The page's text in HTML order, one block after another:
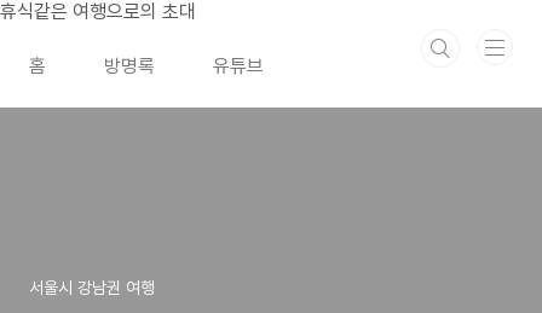
본문 바로가기
휴식같은 여행으로의 초대
홈 방명록 유튜브
서울시 강남권 여행